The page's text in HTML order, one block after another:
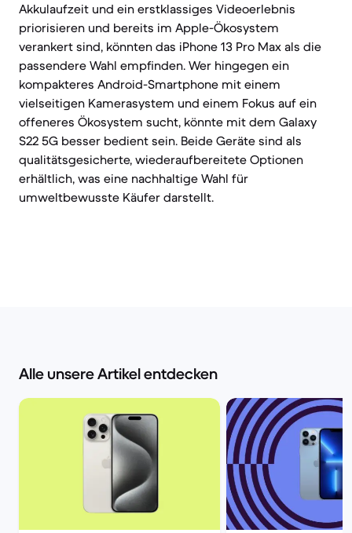
Akkulaufzeit und ein erstklassiges Videoerlebnis
priorisieren und bereits im Apple-Ökosystem
verankert sind, könnten das iPhone 13 Pro Max als die
passendere Wahl empfinden. Wer hingegen ein
kompakteres Android-Smartphone mit einem
vielseitigen Kamerasystem und einem Fokus auf ein
offeneres Ökosystem sucht, könnte mit dem Galaxy
S22 5G besser bedient sein. Beide Geräte sind als
qualitätsgesicherte, wiederaufbereitete Optionen
erhältlich, was eine nachhaltige Wahl für
umweltbewusste Käufer darstellt.
Alle unsere Artikel entdecken